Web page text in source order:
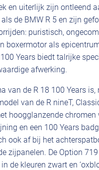
en uiterlijk zijn ontleend
als de BMW R 5 en zijn
puristisch,
boxermotor als
Years biedt talrijke
afwerking.
van de R 18 100 Years is,
van de R nineT,
hoogglanzende chromen
en een 100 Years
ook af bij het
zijpanelen. De Option 719
de kleuren zwart en